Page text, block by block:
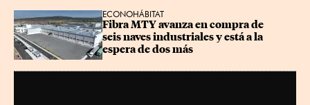
ECONOHÁBITAT
Fibra MTY avanza en compra de
seis naves industriales y está a la
espera de dos más